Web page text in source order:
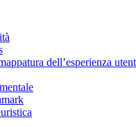
dell’esperienza